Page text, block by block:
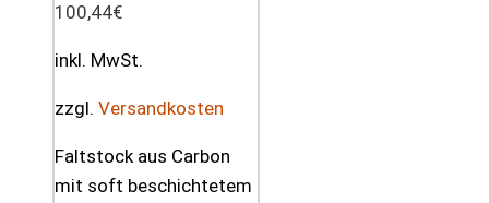
100,44€
inkl. MwSt.
zzgl. Versandkosten
Faltstock aus Carbon
mit soft beschichtetem